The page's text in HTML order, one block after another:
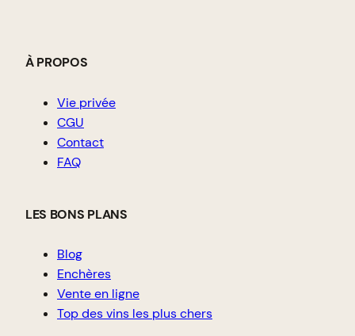
À PROPOS
Vie privée
CGU
Contact
FAQ
LES BONS PLANS
Blog
Enchères
Vente en ligne
Top des vins les plus chers